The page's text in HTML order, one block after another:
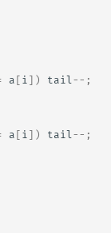
a [ i ]) tail -- ;
a [ i ]) tail -- ;